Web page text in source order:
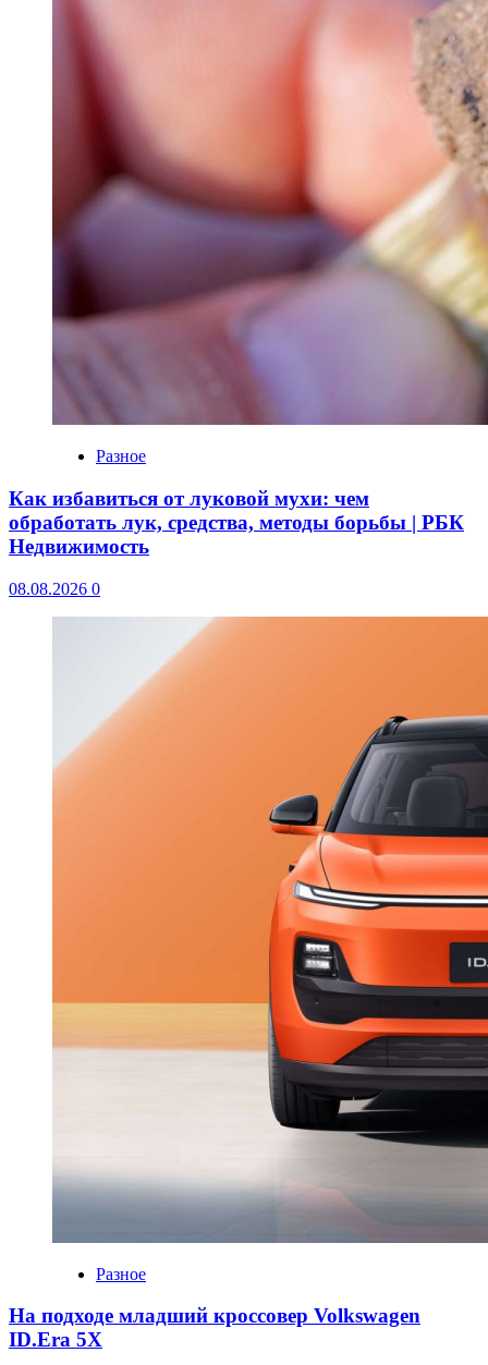
Разное
Как избавиться от луковой мухи: чем
обработать лук, средства, методы борьбы | РБК
Недвижимость
08.08.2026 0
Разное
На подходе младший кроссовер Volkswagen
ID.Era 5X